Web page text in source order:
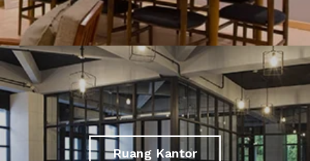
Ruang Kantor